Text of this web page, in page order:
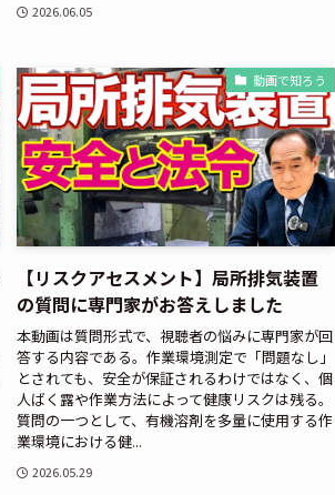
2026.06.05
動画で知ろう
【リスクアセスメント】局所排気装置
の質問に専門家がお答えしました
本動画は質問形式で、視聴者の悩みに専門家が回
答する内容である。作業環境測定で「問題なし」
とされても、安全が保証されるわけではなく、個
人ばく露や作業方法によって健康リスクは残る。
質問の一つとして、有機溶剤を多量に使用する作
業環境における健...
2026.05.29